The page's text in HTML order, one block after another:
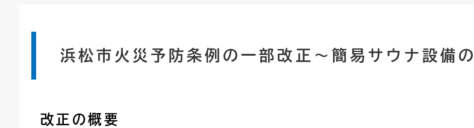
浜松市火災予防条例の一部改正〜簡易サウナ設備
改正の概要